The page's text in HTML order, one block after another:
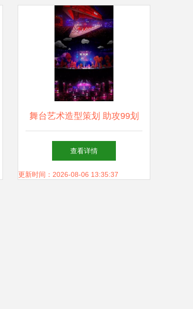
舞台艺术造型策划 助攻99划
算节强劲爆发，“荔枝超级
晚”揭幕战迎“开门红”
查看详情
更新时间：2026-08-06 13:35:37